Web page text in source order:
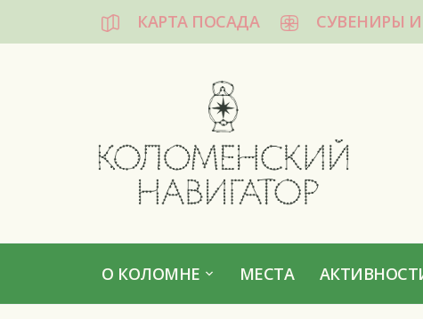
КАРТА ПОСАДА СУВЕНИРЫ
О КОЛОМНЕ МЕСТА